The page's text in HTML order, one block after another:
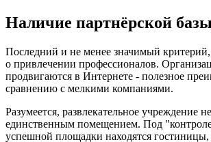
Наличие партнёрской базы
Последний и не менее значимый критерий,
о привлечении профессионалов.
продвигаются в Интернете - полезное
сравнению с мелкими компаниями.
Разумеется, развлекательное учреждение
единственным помещением. Под
успешной площадки находятся